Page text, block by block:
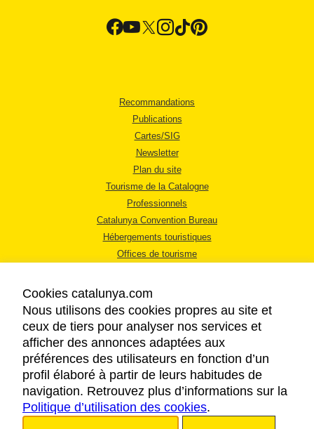
Recommandations
Publications
Cartes/SIG
Newsletter
Plan du site
Tourisme de la Catalogne
Professionnels
Catalunya Convention Bureau
Hébergements touristiques
Offices de tourisme
MENTIONS LÉGALES
RÈGLES DE CONFIDENTIALITÉ
COOKIES
ACCESSIBILITÉ
Cookies catalunya.com
Nous utilisons des cookies propres au site et
ceux de tiers pour analyser nos services et
afficher des annonces adaptées aux
préférences des utilisateurs en fonction d’un
profil élaboré à partir de leurs habitudes de
navigation. Retrouvez plus d’informations sur la
Politique d’utilisation des cookies.